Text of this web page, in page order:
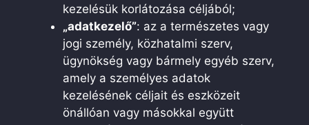
kezelésük korlátozása céljából;
„adatkezelő”: az a természetes vagy
jogi személy, közhatalmi szerv,
ügynökség vagy bármely egyéb szerv,
amely a személyes adatok
kezelésének céljait és eszközeit
önállóan vagy másokkal együtt